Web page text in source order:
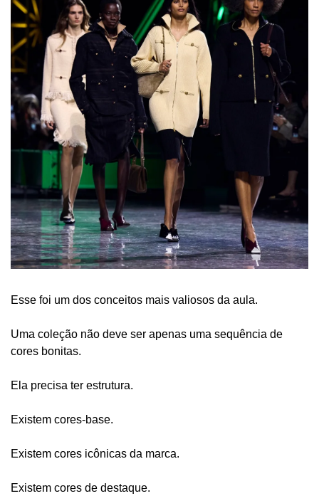
Esse foi um dos conceitos mais valiosos da aula.
Uma coleção não deve ser apenas uma sequência de
cores bonitas.
Ela precisa ter estrutura.
Existem cores-base.
Existem cores icônicas da marca.
Existem cores de destaque.